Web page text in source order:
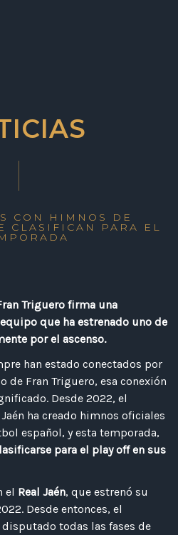
CON HIMNOS DE
CLASIFICAN PARA EL
Triguero firma una
que ha estrenado uno de
por el ascenso.
han estado conectados por
de Fran Triguero, esa conexión
Desde 2022, el
ha creado himnos oficiales
español, y esta temporada,
para el play off en sus
el Real Jaén, que estrenó su
Desde entonces, el
todas las fases de